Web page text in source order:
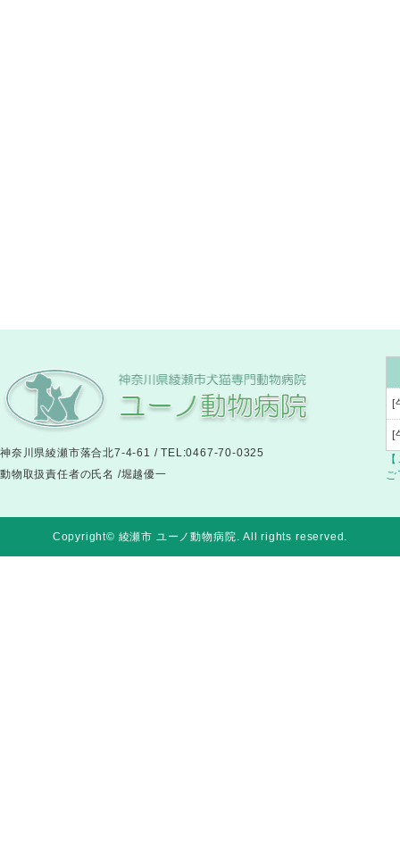
神奈川県綾瀬市落合北7-4-61 / TEL:0467-70-0325
動物取扱責任者の氏名 /堀越優一
[
[
ご
Copyright© 綾瀬市 ユーノ動物病院. All rights reserved.